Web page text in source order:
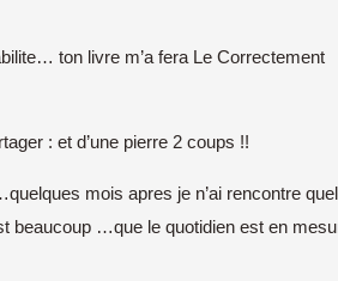
ton livre m’a fera Le Correctement
: et d’une pierre 2 coups !!
mois apres je n’ai rencontre
beaucoup …que le quotidien est en